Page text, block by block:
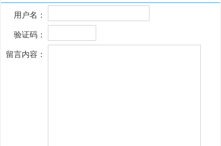
用户名：
验证码：
留言内容：